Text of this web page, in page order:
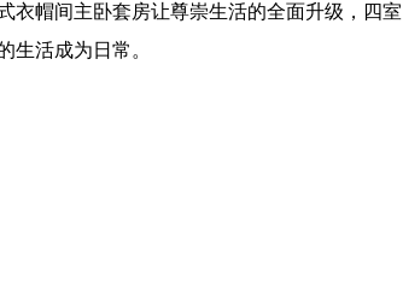
衣帽间主卧套房让尊崇生活的全面升级，四室
生活成为日常。